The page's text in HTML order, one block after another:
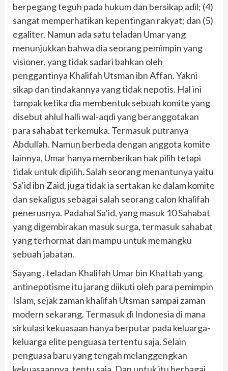
berpegang teguh pada hukum dan bersikap adil; (4)
sangat memperhatikan kepentingan rakyat; dan (5)
egaliter. Namun ada satu teladan Umar yang
menunjukkan bahwa dia seorang pemimpin yang
visioner, yang tidak sadari bahkan oleh
penggantinya Khalifah Utsman ibn Affan. Yakni
sikap dan tindakannya yang tidak nepotis. Hal ini
tampak ketika dia membentuk sebuah komite yang
disebut ahlul halli wal-aqdi yang beranggotakan
para sahabat terkemuka. Termasuk putranya
Abdullah. Namun berbeda dengan anggota komite
lainnya, Umar hanya memberikan hak pilih tetapi
tidak untuk dipilih. Salah seorang menantunya yaitu
Sa’id ibn Zaid, juga tidak ia sertakan ke dalam komite
dan sekaligus sebagai salah seorang calon khalifah
penerusnya. Padahal Sa’id, yang masuk 10 Sahabat
yang digembirakan masuk surga, termasuk sahabat
yang terhormat dan mampu untuk memangku
sebuah jabatan.
Sayang , teladan Khalifah Umar bin Khattab yang
antinepotisme itu jarang diikuti oleh para pemimpin
Islam, sejak zaman khalifah Utsman sampai zaman
modern sekarang. Termasuk di Indonesia di mana
sirkulasi kekuasaan hanya berputar pada keluarga-
keluarga elite penguasa tertentu saja. Selain
penguasa baru yang tengah melanggengkan